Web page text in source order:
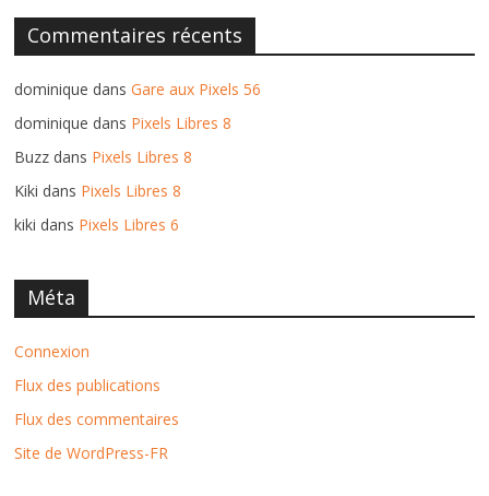
Commentaires récents
dominique dansGare aux Pixels 56
dominique dans Pixels Libres 8
Buzz dans Pixels Libres 8
Kiki dans Pixels Libres 8
kiki dans Pixels Libres 6
Méta
Connexion
Flux des publications
Flux des commentaires
Site de WordPress-FR